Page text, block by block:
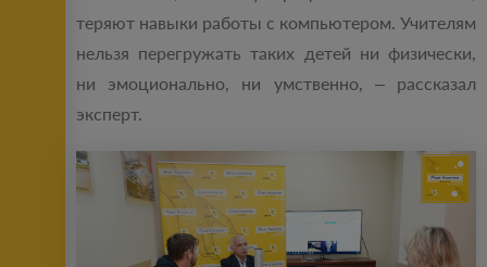
теряют навыки работы с компьютером. Учителям
нельзя перегружать таких детей ни физически,
ни эмоционально, ни умственно, – рассказал
эксперт.